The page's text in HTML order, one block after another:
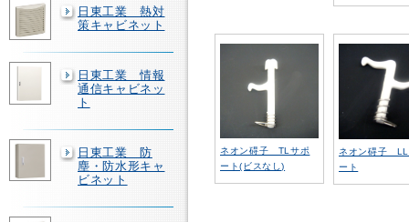
日東工業 熱対
策キャビネット
日東工業 情報
通信キャビネッ
ト
日東工業 防
塵・防水形キャ
ビネット
ネオン碍子 TLサポ
ート(ビスなし)
ネオン碍子 LL
ート